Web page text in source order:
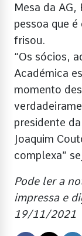
Mesa da
pessoa que
frisou.
“Os sócios,
Académica
momento
presidente
Joaquim
complexa”
Pode ler a
impressa e
19/11/2021